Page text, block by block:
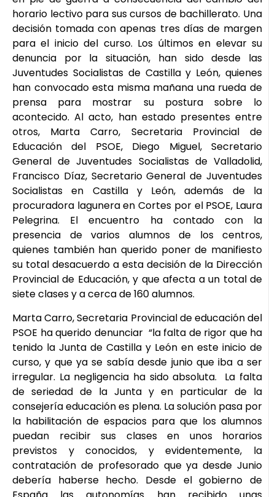
horario lectivo para sus cursos de bachillerato. Una
decisión tomada con apenas tres días de margen
para el inicio del curso. Los últimos en elevar su
denuncia por la situación, han sido desde las
Juventudes Socialistas de Castilla y León, quienes
han convocado esta misma mañana una rueda de
prensa para mostrar su postura sobre lo
acontecido. Al acto, han estado presentes entre
otros, Marta Carro, Secretaria Provincial de
Educación del PSOE, Diego Miguel, Secretario
General de Juventudes Socialistas de Valladolid,
Francisco Díaz, Secretario General de Juventudes
Socialistas en Castilla y León, además de la
procuradora lagunera en Cortes por el PSOE, Laura
Pelegrina. El encuentro ha contado con la
presencia de varios alumnos de los centros,
quienes también han querido poner de manifiesto
su total desacuerdo a esta decisión de la Dirección
Provincial de Educación, y que afecta a un total de
siete clases y a cerca de 160 alumnos.
Marta Carro, Secretaria Provincial de educación del
PSOE ha querido denunciar “la falta de rigor que ha
tenido la Junta de Castilla y León en este inicio de
curso, y que ya se sabía desde junio que iba a ser
irregular. La negligencia ha sido absoluta. La falta
de seriedad de la Junta y en particular de la
consejería educación es plena. La solución pasa por
la habilitación de espacios para que los alumnos
puedan recibir sus clases en unos horarios
previstos y conocidos, y evidentemente, la
contratación de profesorado que ya desde Junio
debería haberse hecho. Desde el gobierno de